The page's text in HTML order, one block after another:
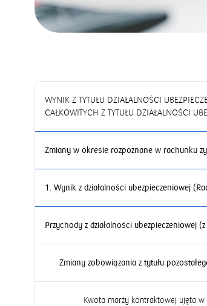
WYNIK Z TYTUŁU DZIAŁALNOŚCI
CAŁKOWITYCH Z TYTUŁU DZIAŁALNOŚCI
Zmiany w okresie rozpoznane w rachunku
1. Wynik z działalności ubezpieczeniowej
Przychody z działalności ubezpieczeniowej
Zmiany zobowiązania z tytułu
Kwota marży kontraktowej ujęta